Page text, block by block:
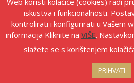
Izrada web
Web koristi kolačiće (cookies) radi
iskustva i funkcionalnosti.
kontrolirati i konfigurirati u Vašem
informacija Kliknite na VIŠE.
slažete se s korištenjem
PRIHVATI